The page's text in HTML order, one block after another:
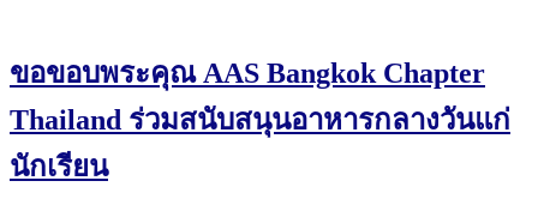
ขอขอบพระคุณ AAS Bangkok Chapter
Thailand ร่วมสนับสนุนอาหารกลางวันแก่
นักเรียน